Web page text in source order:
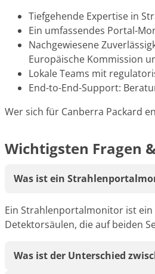
Tiefgehende Expertise in
Ein umfassendes Portal-
Nachgewiesene
Europäische Kommission
Lokale Teams mit
End-to-End-Support:
Wer sich für Canberra Packard
Wichtigsten Fragen
Was ist ein
Ein Strahlenportalmonitor ist
Detektorsäulen, die auf beiden
Was ist der Unterschied